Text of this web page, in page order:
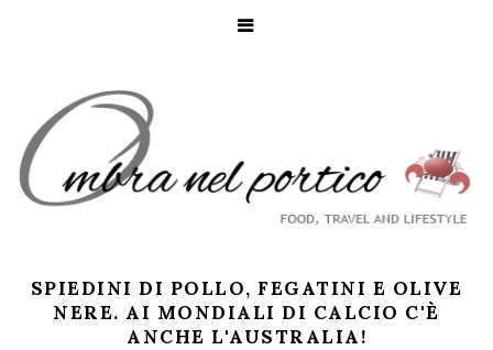
SPIEDINI DI POLLO, FEGATINI E OLIVE
NERE. AI MONDIALI DI CALCIO C'È
ANCHE L'AUSTRALIA!